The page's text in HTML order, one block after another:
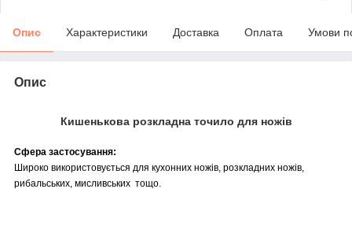
Опис Характеристики Доставка Оплата Умови
Опис
Кишенькова розкладна точило для ножів
Сфера застосування:
Широко використовується для кухонних ножів, розкладних ножів,
рибальських, мисливських тощо.